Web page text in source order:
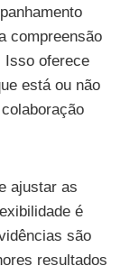
compreensão
Isso oferece
está ou não
ajustar as
é
são
resultados